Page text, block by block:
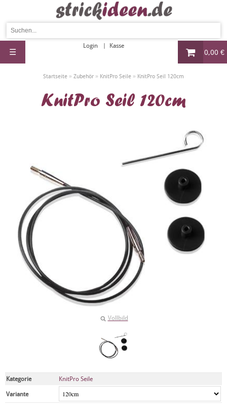
0,00 €
Login Kasse
☰
Startseite » Zubehör » KnitPro Seile » KnitPro Seil 120cm
KnitPro Seil 120cm
Vollbild
Kategorie KnitPro Seile
Variante